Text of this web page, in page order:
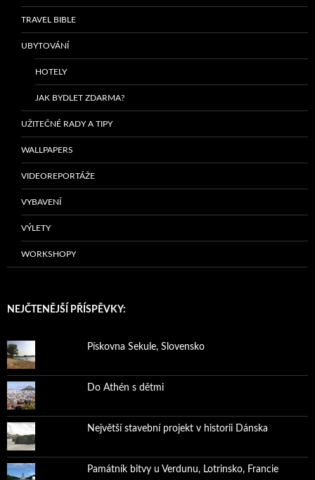
TRAVEL BIBLE
UBYTOVÁNÍ
HOTELY
JAK BYDLET ZDARMA?
UŽITEČNÉ RADY A TIPY
WALLPAPERS
VIDEOREPORTÁŽE
VYBAVENÍ
VÝLETY
WORKSHOPY
NEJČTENĚJŠÍ PŘÍSPĚVKY:
Pískovna Sekule, Slovensko
Do Athén s dětmi
Největší stavební projekt v historii Dánska
Památník bitvy u Verdunu, Lotrinsko, Francie